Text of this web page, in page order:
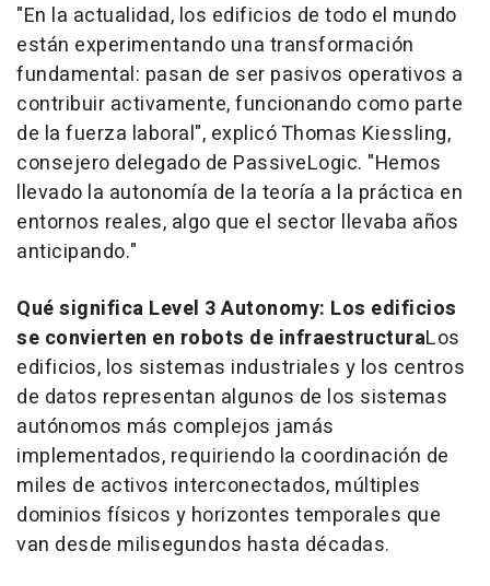
"En la actualidad, los edificios de todo el mundo
están experimentando una transformación
fundamental: pasan de ser pasivos operativos a
contribuir activamente, funcionando como parte
de la fuerza laboral", explicó Thomas Kiessling,
consejero delegado de PassiveLogic. "Hemos
llevado la autonomía de la teoría a la práctica en
entornos reales, algo que el sector llevaba años
anticipando."
Qué significa Level 3 Autonomy: Los edificios
se convierten en robots de infraestructuraLos
edificios, los sistemas industriales y los centros
de datos representan algunos de los sistemas
autónomos más complejos jamás
implementados, requiriendo la coordinación de
miles de activos interconectados, múltiples
dominios físicos y horizontes temporales que
van desde milisegundos hasta décadas.